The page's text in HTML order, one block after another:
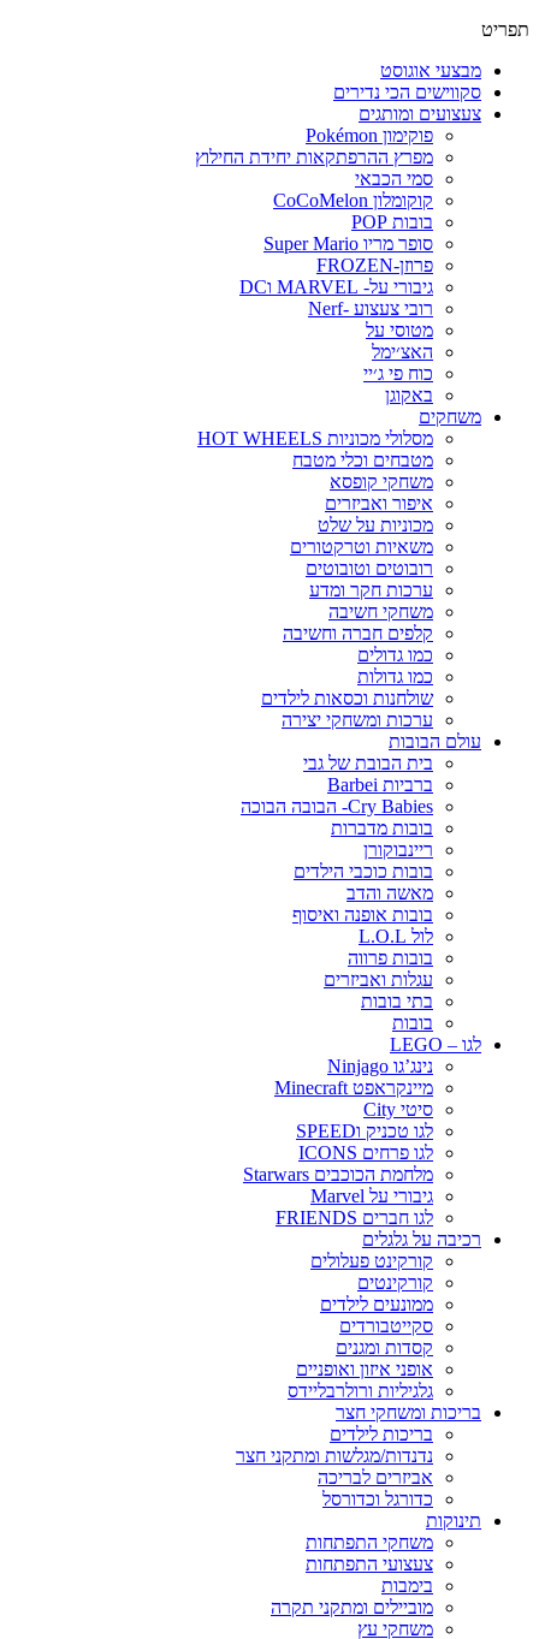
מבצעי אוגוסט
סקווישים הכי נדירים
צעצועים ומותגים
פוקימון Pokémon
מפרץ ההרפתקאות יחידת החילוץ
סמי הכבאי
קוקומלון CoCoMelon
בובות POP
סופר מריו Super Mario
פרוזן-FROZEN
גיבורי על- MARVEL וDC
רובי צעצוע -Nerf
מטוסי על
האצ׳ימל
כוח פי ג׳יי
באקוגן
משחקים
מסלולי מכוניות HOT WHEELS
מטבחים וכלי מטבח
משחקי קופסא
איפור ואביזרים
מכוניות על שלט
משאיות וטרקטורים
רובוטים וטובוטים
ערכות חקר ומדע
משחקי חשיבה
קלפים חברה וחשיבה
כמו גדולים
כמו גדולות
שולחנות וכסאות לילדים
ערכות ומשחקי יצירה
עולם הבובות
בית הבובת של גבי
ברביות Barbei
Cry Babies- הבובה הבוכה
בובות מדברות
ריינבוקורן
בובות כוכבי הילדים
מאשה והדב
בובות אופנה ואיסוף
לול L.O.L
בובות פרווה
עגלות ואביזרים
בתי בובות
בובות
לגו – LEGO
נינג’גו Ninjago
מיינקראפט Minecraft
סיטי City
לגו טכניק וSPEED
לגו פרחים ICONS
מלחמת הכוכבים Starwars
גיבורי על Marvel
לגו חברים FRIENDS
רכיבה על גלגלים
קורקינט פעלולים
קורקינטים
ממונעים לילדים
סקייטבורדים
קסדות ומגנים
אופני איזון ואופניים
גלגיליות ורולרבליידס
בריכות ומשחקי חצר
בריכות לילדים
נדנדות/מגלשות ומתקני חצר
אביזרים לבריכה
כדורגל וכדורסל
תינוקות
משחקי התפתחות
צעצועי התפתחות
בימבות
מוביילים ומתקני תקרה
משחקי עץ